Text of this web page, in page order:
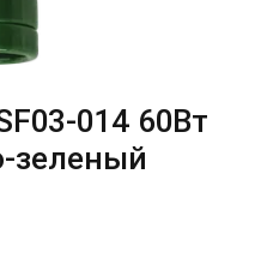
014 60Вт
зеленый